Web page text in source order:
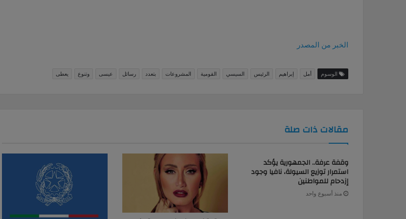
الخبر من المصدر
الوسوم أمل إبراهيم الرئيس السيسي القومية المشروعات بتعدد رسائل عيسى وتنوع يعطى
مقالات ذات صلة
وقفة عرفة.. الجمهورية يؤكد
استمرار توزيع السيولة، نافيا وجود
إزدحام للمواطنين
منذ أسبوع واحد